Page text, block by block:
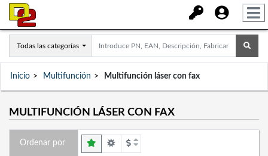
Todas las categorías
Inicio Multifunción Multifunción láser con fax
MULTIFUNCIÓN LÁSER CON FAX
Ordenar por